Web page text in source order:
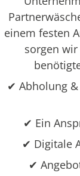
einem festen
sorgen
✔ Abholung
✔ Ein
✔ Digitale
✔